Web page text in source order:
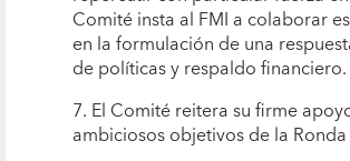
Comité insta al FMI a colaborar
en la formulación de una
de políticas y respaldo financiero.
7. El Comité reitera su firme
ambiciosos objetivos de la